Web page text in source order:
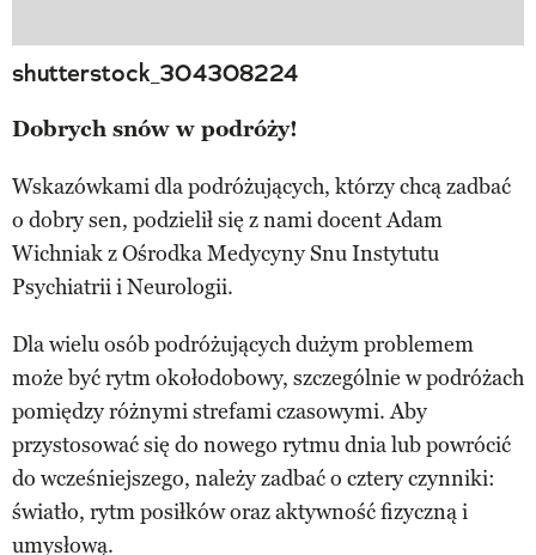
shutterstock_304308224
Dobrych snów w podróży!
Wskazówkami dla podróżujących, którzy chcą zadbać
o dobry sen, podzielił się z nami docent Adam
Wichniak z Ośrodka Medycyny Snu Instytutu
Psychiatrii i Neurologii.
Dla wielu osób podróżujących dużym problemem
może być rytm okołodobowy, szczególnie w podróżach
pomiędzy różnymi strefami czasowymi. Aby
przystosować się do nowego rytmu dnia lub powrócić
do wcześniejszego, należy zadbać o cztery czynniki:
światło, rytm posiłków oraz aktywność fizyczną i
umysłową.